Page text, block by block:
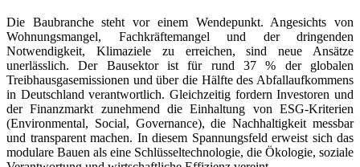
Die Baubranche steht vor einem Wendepunkt. Angesichts von
Wohnungsmangel, Fachkräftemangel und der dringenden
Notwendigkeit, Klimaziele zu erreichen, sind neue Ansätze
unerlässlich. Der Bausektor ist für rund 37 % der globalen
Treibhausgasemissionen und über die Hälfte des Abfallaufkommens
in Deutschland verantwortlich. Gleichzeitig fordern Investoren und
der Finanzmarkt zunehmend die Einhaltung von ESG-Kriterien
(Environmental, Social, Governance), die Nachhaltigkeit messbar
und transparent machen. In diesem Spannungsfeld erweist sich das
modulare Bauen als eine Schlüsseltechnologie, die Ökologie, soziale